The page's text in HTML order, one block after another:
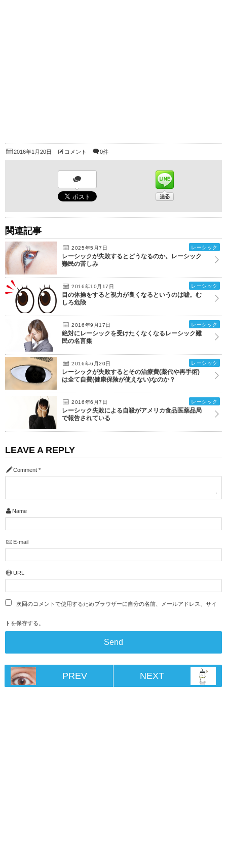
2016年1月20日 コメント 0件
関連記事
2025年5月7日 レーシック
レーシックが失敗するとどうなるのか。レーシック
難民の苦しみ
2016年10月17日 レーシック
目の体操をすると視力が良くなるというのは嘘。む
しろ危険
2016年9月17日 レーシック
絶対にレーシックを受けたくなくなるレーシック難
民の名言集
2016年6月20日 レーシック
レーシックが失敗するとその治療費(薬代や再手術)
は全て自費(健康保険が使えない)なのか？
2016年6月7日 レーシック
レーシック失敗による自殺がアメリカ食品医薬品局
で報告されている
LEAVE A REPLY
Comment *
Name
E-mail
URL
次回のコメントで使用するためブラウザーに自分の名前、メールアドレス、サイ
トを保存する。
PREV NEXT